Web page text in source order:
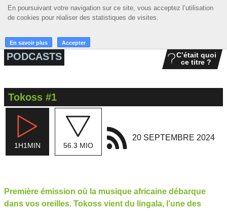
En poursuivant votre navigation sur ce site, vous acceptez l’utilisation
de cookies pour réaliser des statistiques de visites.
En savoir plus Accepter
En poursuivant votre navigation sur ce site, vous acceptez l’utilisation
de cookies pour réaliser des statistiques de visites.
En savoir plus Accepter
☰ MENU
ACCUEIL
MUSIQUE
ACTIONS
PODCASTS
C’était quoi
ce titre ?
Tokoss #1
1H1MIN 56.3 MIO
20 SEPTEMBRE 2024
Première émission où la musique africaine débarque
dans vos oreilles. Tokoss vient du lingala, l’une des